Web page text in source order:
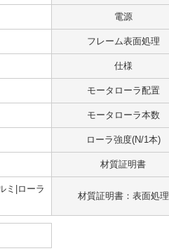
電源
フレーム表面処理
仕様
モータローラ配置
モータローラ本数
ローラ強度(N/1本)
材質証明書
ミ|ローラ
材質証明書：表面処理